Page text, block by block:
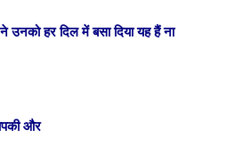
उनको हर दिल में बसा दिया यह हैं ना
और